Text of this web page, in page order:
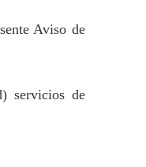
Aviso de
servicios de